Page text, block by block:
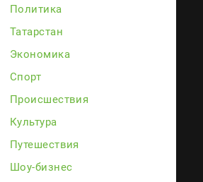
Политика
Татарстан
Экономика
Спорт
Происшествия
Культура
Путешествия
Шоу-бизнес